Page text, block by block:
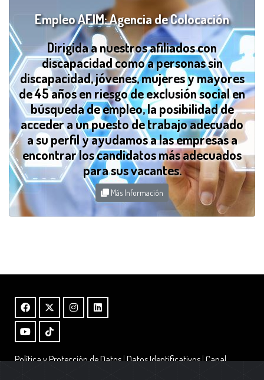
Empleo AFIM: Agencia de Colocación
Dirigida a nuestros afiliados con
discapacidad como a personas sin
discapacidad, jóvenes, mujeres y mayores
de 45 años en riesgo de exclusión social en
búsqueda de empleo, la posibilidad de
acceder a un puesto de trabajo adecuado
a su perfil y ayudamos a las empresas a
encontrar los candidatos más adecuados
para sus vacantes.
Más Información
Política y Protección de Datos|Datos Identificativos|Canal